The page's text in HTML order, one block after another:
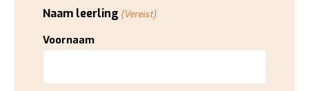
Naam leerling (Vereist)
Voornaam